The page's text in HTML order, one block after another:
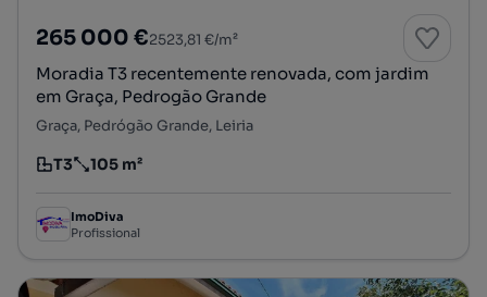
265 000 €2523,81 €/m²
Moradia T3 recentemente renovada, com jardim
em Graça, Pedrogão Grande
Graça, Pedrógão Grande, Leiria
Tipologia
T3
Preço por metro quadrado
105 m²
ImoDiva
Profissional